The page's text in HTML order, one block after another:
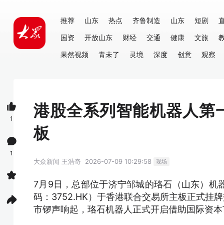
推荐 山东 热点 齐鲁制造 山东 短剧
国资
开放山东 财经 交通 健康 文旅
果然视频
青未了 灵境 深度 创意 观察
港股全系列智能机器人第
板
大众新闻 王浩奇 2026-07-09 10:29:58 现场
7月9日，总部位于济宁邹城的珞石（山东）机
码：3752.HK）于香港联合交易所主板正式挂
市锣声响起，珞石机器人正式开启借助国际资
1
1